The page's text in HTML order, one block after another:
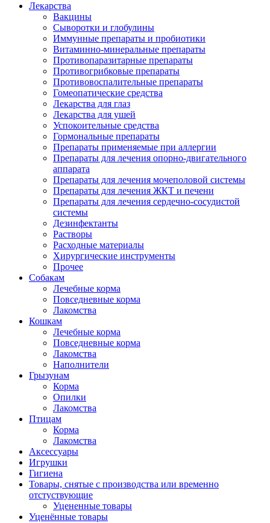
Лекарства
Вакцины
Сыворотки и глобулины
Иммунные препараты и пробиотики
Витаминно-минеральные препараты
Противопаразитарные препараты
Противогрибковые препараты
Противовоспалительные препараты
Гомеопатические средства
Лекарства для глаз
Лекарства для ушей
Успокоительные средства
Гормональные препараты
Препараты применяемые при аллергии
Препараты для лечения опорно-двигательного
аппарата
Препараты для лечения мочеполовой системы
Препараты для лечения ЖКТ и печени
Препараты для лечения сердечно-сосудистой
системы
Дезинфектанты
Растворы
Расходные материалы
Хирургические инструменты
Прочее
Собакам
Лечебные корма
Повседневные корма
Лакомства
Кошкам
Лечебные корма
Повседневные корма
Лакомства
Наполнители
Грызунам
Корма
Опилки
Лакомства
Птицам
Корма
Лакомства
Аксессуары
Игрушки
Гигиена
Товары, снятые с производства или временно
отстуствующие
Уцененные товары
Уценённые товары